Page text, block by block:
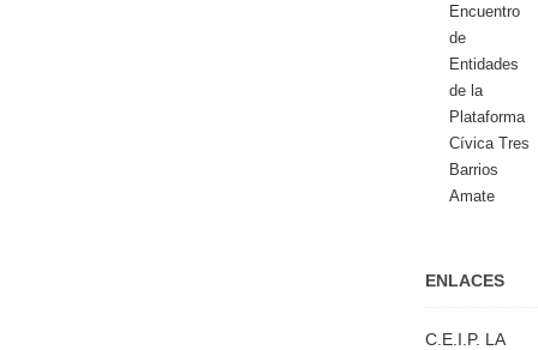
Encuentro
de
Entidades
de la
Plataforma
Cívica Tres
Barrios
Amate
ENLACES
C.E.I.P. LA